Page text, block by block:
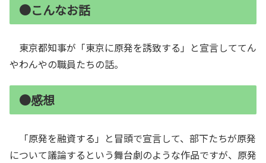
●こんなお話
東京都知事が「東京に原発を誘致する」と宣言しててん
やわんやの職員たちの話。
●感想
「原発を融資する」と冒頭で宣言して、部下たちが原発
について議論するという舞台劇のような作品ですが、原発